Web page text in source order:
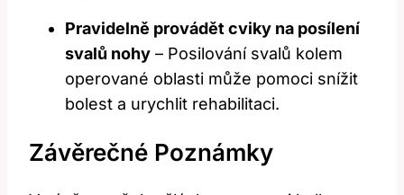
Pravidelně provádět cviky na posílení
svalů nohy – Posilování svalů kolem
operované oblasti může pomoci snížit
bolest a urychlit rehabilitaci.
Závěrečné Poznámky